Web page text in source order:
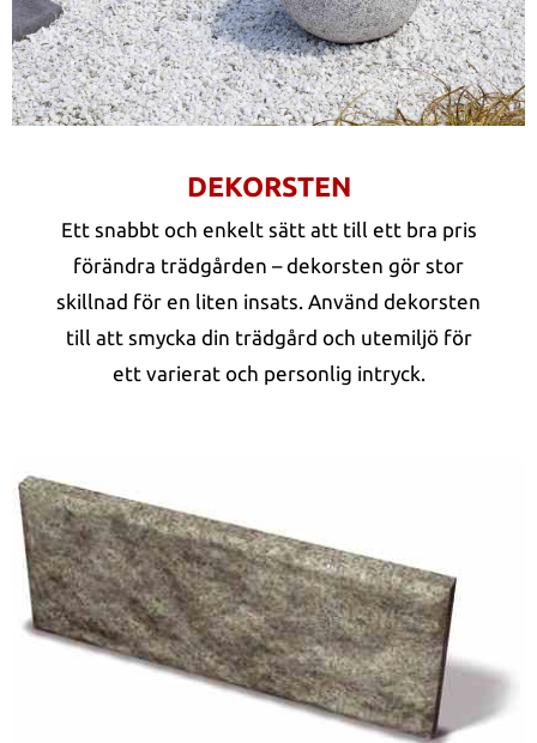
DEKORSTEN
Ett snabbt och enkelt sätt att till ett bra pris
förändra trädgården – dekorsten gör stor
skillnad för en liten insats. Använd dekorsten
till att smycka din trädgård och utemiljö för
ett varierat och personlig intryck.